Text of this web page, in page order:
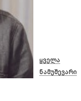
ყველა
ნამუშევარი